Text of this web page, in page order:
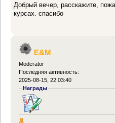
Добрый вечер, расскажите,
курсах. спасибо
E&M
Moderator
Последняя активность:
2025-08-15, 22:03:40
Награды